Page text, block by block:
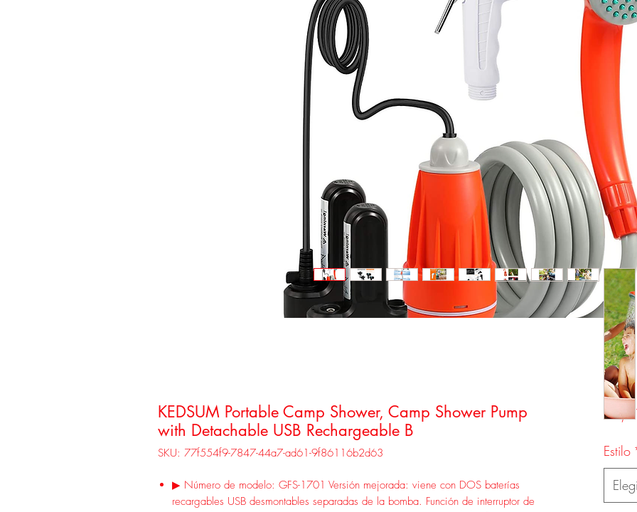
KEDSUM Portable Camp Shower, Camp Shower Pump
with Detachable USB Rechargeable B
SKU: 77f554f9-7847-44a7-ad61-9f86116b2d63
▶ Número de modelo: GFS-1701 Versión mejorada: viene con DOS baterías
recargables USB desmontables separadas de la bomba. Función de interruptor de
Estilo